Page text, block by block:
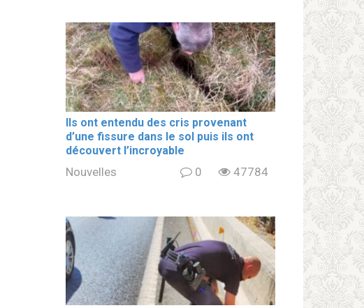
Ils ont entendu des cris provenant
d’une fissure dans le sol puis ils ont
découvert l’incroyable
Nouvelles 0 47784